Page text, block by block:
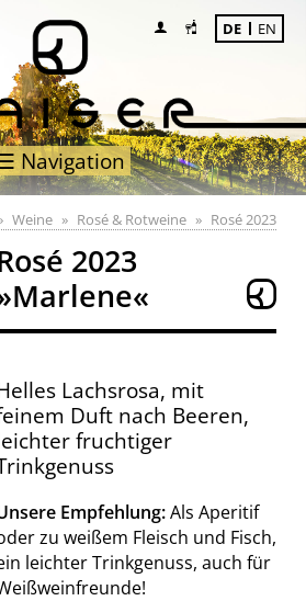
Navigation
DE EN
Weine Rosé & Rotweine Rosé 2023
2023
Lachsrosa, mit
Duft nach Beeren,
fruchtiger
Empfehlung:Als Aperitif
zu weißem Fleisch und Fisch,
leichter Trinkgenuss, auch für